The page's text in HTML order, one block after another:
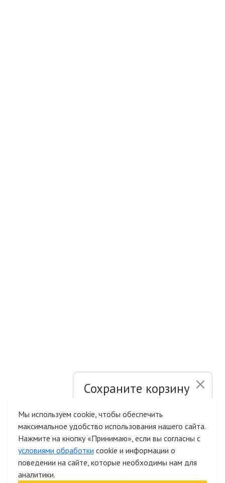
Сохраните корзину
Быстрая авторизация на сайте
Мы используем cookie, чтобы обеспечить
максимальное удобство использования нашего сайта.
Нажмите на кнопку «Принимаю», если вы согласны с
условиями обработки cookie и информации о
поведении на сайте, которые необходимы нам для
аналитики.